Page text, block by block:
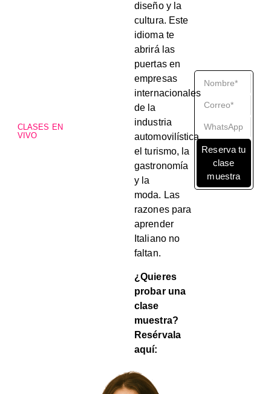
CLASES EN
VIVO
diseño y la
cultura. Este
idioma te
abrirá las
puertas en
empresas
internacionales
de la
industria
automovilística,
el turismo, la
gastronomía
y la
moda. Las
razones para
aprender
Italiano no
faltan.
¿Quieres
probar una
clase
muestra?
Resérvala
aquí:
Reserva tu
clase
muestra